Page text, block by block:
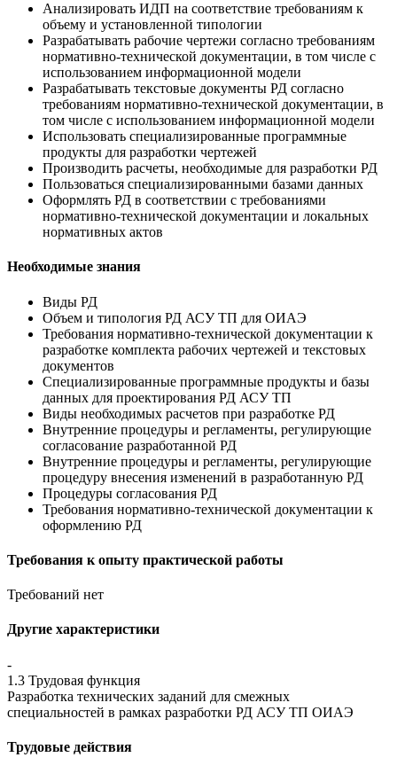
Анализировать ИДП на соответствие требованиям к
объему и установленной типологии
Разрабатывать рабочие чертежи согласно требованиям
нормативно-технической документации, в том числе с
использованием информационной модели
Разрабатывать текстовые документы РД согласно
требованиям нормативно-технической документации, в
том числе с использованием информационной модели
Использовать специализированные программные
продукты для разработки чертежей
Производить расчеты, необходимые для разработки РД
Пользоваться специализированными базами данных
Оформлять РД в соответствии с требованиями
нормативно-технической документации и локальных
нормативных актов
Необходимые знания
Виды РД
Объем и типология РД АСУ ТП для ОИАЭ
Требования нормативно-технической документации к
разработке комплекта рабочих чертежей и текстовых
документов
Специализированные программные продукты и базы
данных для проектирования РД АСУ ТП
Виды необходимых расчетов при разработке РД
Внутренние процедуры и регламенты, регулирующие
согласование разработанной РД
Внутренние процедуры и регламенты, регулирующие
процедуру внесения изменений в разработанную РД
Процедуры согласования РД
Требования нормативно-технической документации к
оформлению РД
Требования к опыту практической работы
Требований нет
Другие характеристики
-
1.3 Трудовая функция
Разработка технических заданий для смежных
специальностей в рамках разработки РД АСУ ТП ОИАЭ
Трудовые действия